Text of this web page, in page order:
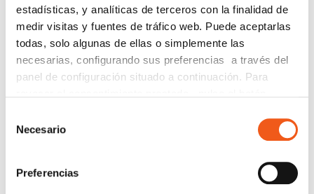
estadísticas, y analíticas de terceros con la finalidad de
medir visitas y fuentes de tráfico web. Puede aceptarlas
todas, solo algunas de ellas o simplemente las
necesarias, configurando sus preferencias a través del
panel de configuración situado a continuación. Para
consultar nuestra política de cookies
política de cookies
Necesario
Preferencias